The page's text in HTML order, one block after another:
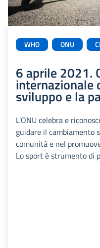
WHO ONU
6 aprile 2021.
internazionale
sviluppo e la
L'ONU celebra e
guidare il cambiamento
comunità e nel
Lo sport è strumento di